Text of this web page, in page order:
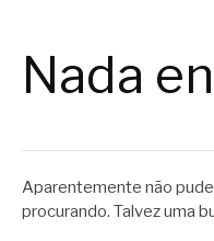
Nada
Aparentemente não
procurando. Talvez uma